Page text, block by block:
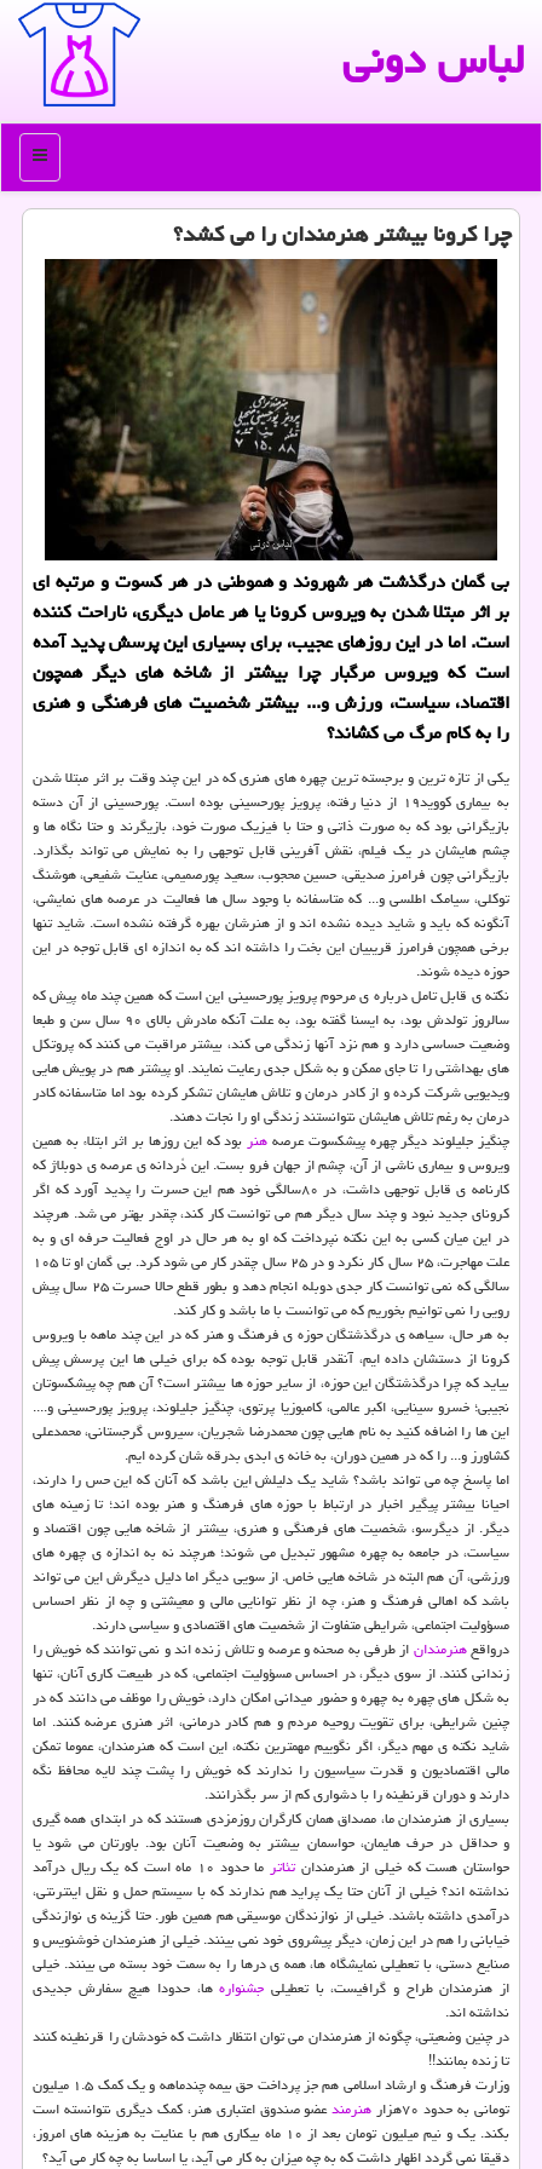
لباس دونی
منو
چرا كرونا بیشتر هنرمندان را می كشد؟
بی گمان درگذشت هر شهروند و هموطنی در هر کسوت و مرتبه ای
بر اثر مبتلا شدن به ویروس کرونا یا هر عامل دیگری، ناراحت کننده
است. اما در این روزهای عجیب، برای بسیاری این پرسش پدید آمده
است که ویروس مرگبار چرا بیشتر از شاخه های دیگر همچون
اقتصاد، سیاست، ورزش و... بیشتر شخصیت های فرهنگی و هنری
را به کام مرگ می کشاند؟
یکی از تازه ترین و برجسته ترین چهره های هنری که در این چند وقت بر اثر مبتلا شدن
به بیماری کووید۱۹ از دنیا رفته، پرویز پورحسینی بوده است. پورحسینی از آن دسته
بازیگرانی بود که به صورت ذاتی و حتا با فیزیک صورت خود، بازیگرند و حتا نگاه ها و
چشم هایشان در یک فیلم، نقش آفرینی قابل توجهی را به نمایش می تواند بگذارد.
بازیگرانی چون فرامرز صدیقی، حسین محجوب، سعید پورصمیمی، عنایت شفیعی، هوشنگ
توکلی، سیامک اطلسی و... که متاسفانه با وجود سال ها فعالیت در عرصه های نمایشی،
آنگونه که باید و شاید دیده نشده اند و از هنرشان بهره گرفته نشده است. شاید تنها
برخی همچون فرامرز قریبیان این بخت را داشته اند که به اندازه ای قابل توجه در این
حوزه دیده شوند.
نکته ی قابل تامل درباره ی مرحوم پرویز پورحسینی این است که همین چند ماه پیش که
سالروز تولدش بود، به ایسنا گفته بود، به علت آنکه مادرش بالای ۹۰ سال سن و طبعا
وضعیت حساسی دارد و هم نزد آنها زندگی می کند، بیشتر مراقبت می کنند که پروتکل
های بهداشتی را تا جای ممکن و به شکل جدی رعایت نمایند. او پیشتر هم در پویش هایی
ویدیویی شرکت کرده و از کادر درمان و تلاش هایشان تشکر کرده بود اما متاسفانه کادر
درمان به رغم تلاش هایشان نتوانستند زندگی او را نجات دهند.
چنگیز جلیلوند دیگر چهره پیشکسوت عرصههنربود که این روزها بر اثر ابتلاء به همین
ویروس و بیماری ناشی از آن، چشم از جهان فرو بست. این دُردانه ی عرصه ی دوبلاژ که
کارنامه ی قابل توجهی داشت، در ۸۰سالگی خود هم این حسرت را پدید آورد که اگر
کرونای جدید نبود و چند سال دیگر هم می توانست کار کند، چقدر بهتر می شد. هرچند
در این میان کسی به این نکته نپرداخت که او به هر حال در اوج فعالیت حرفه ای و به
علت مهاجرت، ۲۵ سال کار نکرد و در ۲۵ سال چقدر کار می شود کرد. بی گمان او تا ۱۰۵
سالگی که نمی توانست کار جدی دوبله انجام دهد و بطور قطع حالا حسرت ۲۵ سال پیش
رویی را نمی توانیم بخوریم که می توانست با ما باشد و کار کند.
به هر حال، سیاهه ی درگذشتگان حوزه ی فرهنگ و هنر که در این چند ماهه با ویروس
کرونا از دستشان داده ایم، آنقدر قابل توجه بوده که برای خیلی ها این پرسش پیش
بیاید که چرا درگذشتگان این حوزه، از سایر حوزه ها بیشتر است؟ آن هم چه پیشکسوتان
نجیبی؛ خسرو سینایی، اکبر عالمی، کامبوزیا پرتوی، چنگیز جلیلوند، پرویز پورحسینی و....
این ها را اضافه کنید به نام هایی چون محمدرضا شجریان، سیروس گرجستانی، محمدعلی
کشاورز و... را که در همین دوران، به خانه ی ابدی بدرقه شان کرده ایم.
اما پاسخ چه می تواند باشد؟ شاید یک دلیلش این باشد که آنان که این حس را دارند،
احیانا بیشتر پیگیر اخبار در ارتباط با حوزه های فرهنگ و هنر بوده اند؛ تا زمینه های
دیگر. از دیگرسو، شخصیت های فرهنگی و هنری، بیشتر از شاخه هایی چون اقتصاد و
سیاست، در جامعه به چهره مشهور تبدیل می شوند؛ هرچند نه به اندازه ی چهره های
ورزشی، آن هم البته در شاخه هایی خاص. از سویی دیگر اما دلیل دیگرش این می تواند
باشد که اهالی فرهنگ و هنر، چه از نظر توانایی مالی و معیشتی و چه از نظر احساس
مسؤولیت اجتماعی، شرایطی متفاوت از شخصیت های اقتصادی و سیاسی دارند.
درواقعهنرمنداناز طرفی به صحنه و عرصه و تلاش زنده اند و نمی توانند که خویش را
زندانی کنند. از سوی دیگر، در احساس مسؤولیت اجتماعی، که در طبیعت کاری آنان، تنها
به شکل های چهره به چهره و حضور میدانی امکان دارد، خویش را موظف می دانند که در
چنین شرایطی، برای تقویت روحیه مردم و هم کادر درمانی، اثر هنری عرضه کنند. اما
شاید نکته ی مهم دیگر، اگر نگوییم مهمترین نکته، این است که هنرمندان، عموما تمکن
مالی اقتصادیون و قدرت سیاسیون را ندارند که خویش را پشت چند لایه محافظ نگه
دارند و دوران قرنطینه را با دشواری کم از سر بگذرانند.
بسیاری از هنرمندان ما، مصداق همان کارگران روزمزدی هستند که در ابتدای همه گیری
و حداقل در حرف هایمان، حواسمان بیشتر به وضعیت آنان بود. باورتان می شود یا
حواستان هست که خیلی از هنرمندانتئاتر
ما حدود ۱۰ ماه است که یک ریال درآمد
نداشته اند؟ خیلی از آنان حتا یک پراید هم ندارند که با سیستم حمل و نقل اینترنتی،
درآمدی داشته باشند. خیلی از نوازندگان موسیقی هم همین طور. حتا گزینه ی نوازندگی
خیابانی را هم در این زمان، دیگر پیشروی خود نمی بینند. خیلی از هنرمندان خوشنویس و
صنایع دستی، با تعطیلی نمایشگاه ها، همه ی درها را به سمت خود بسته می بینند. خیلی
از هنرمندان طراح و گرافیست، با تعطیلی جشنوارهها، حدودا هیچ سفارش جدیدی
نداشته اند.
در چنین وضعیتی، چگونه از هنرمندان می توان انتظار داشت که خودشان را قرنطینه کنند
تا زنده بمانند!!
وزارت فرهنگ و ارشاد اسلامی هم جز پرداخت حق بیمه چندماهه و یک کمک ۱.۵ میلیون
تومانی به حدود ۷۰هزار
هنرمندعضو صندوق اعتباری هنر، کمک دیگری نتوانسته است
بکند. یک و نیم میلیون تومان بعد از ۱۰ ماه بیکاری هم با عنایت به هزینه های امروز،
دقیقا نمی گردد اظهار داشت که به چه میزان به کار می آید، یا اساسا به چه کار می آید؟